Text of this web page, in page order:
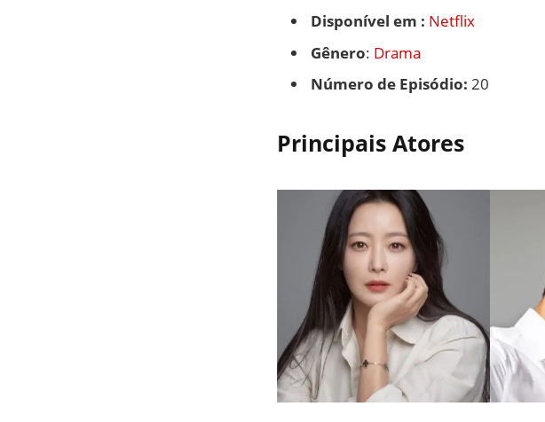
Disponível em : Netflix
Gênero: Drama
Número de Episódio: 20
Principais Atores